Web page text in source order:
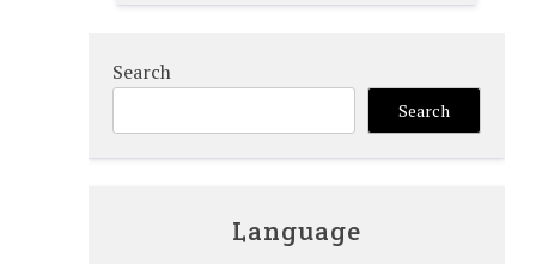
Search
Search
Language